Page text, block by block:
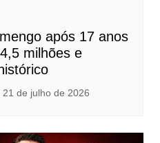
após 17 anos
milhões e
21 de julho de 2026